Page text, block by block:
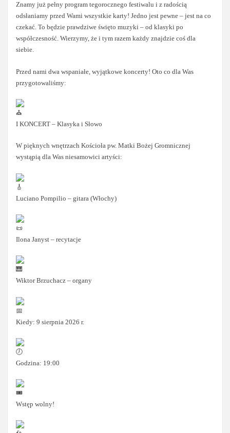
Znamy już pełny program tegorocznego festiwalu i z radością
odsłaniamy przed Wami wszystkie karty! Jedno jest pewne – jest na co
czekać. To będzie prawdziwe święto muzyki – od klasyki po
współczesność. Wierzymy, że i tym razem każdy znajdzie coś dla
siebie.
Przed nami dwa wspaniałe, wyjątkowe koncerty! Oto co dla Was
przygotowaliśmy:
I KONCERT – Klasyka i Słowo
W pięknych wnętrzach Kościoła pw. Matki Bożej Gromnicznej
wystąpią dla Was niesamowici artyści:
Luciano Pompilio – gitara (Włochy)
Ilona Janyst – recytacje
Wiktor Brzuchacz – organy
Kiedy: 9 sierpnia 2026 r.
Godzina: 19:00
Wstęp wolny!